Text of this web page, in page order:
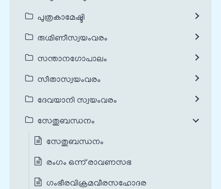
പുത്രകാമേഷ്ടി
രുഗ്മിണീസ്വയംവരം
സന്താനഗോപാലം
സീതാസ്വയംവരം
ദേവയാനി സ്വയംവരം
സേതുബന്ധനം
സേതുബന്ധനം
രംഗം ഒന്ന് രാവണസഭ
ഗംഭീരവിക്രമവീരസഹോദര